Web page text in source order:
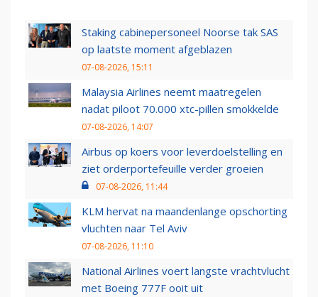
Staking cabinepersoneel Noorse tak SAS
op laatste moment afgeblazen
07-08-2026, 15:11
Malaysia Airlines neemt maatregelen
nadat piloot 70.000 xtc-pillen smokkelde
07-08-2026, 14:07
Airbus op koers voor leverdoelstelling en
ziet orderportefeuille verder groeien
07-08-2026, 11:44
KLM hervat na maandenlange opschorting
vluchten naar Tel Aviv
07-08-2026, 11:10
National Airlines voert langste vrachtvlucht
met Boeing 777F ooit uit